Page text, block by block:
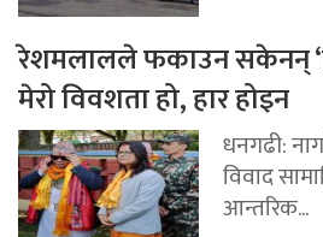
रेशमलालले फकाउन सकेनन्
मेरो विवशता हो, हार होइन
धनगढी:
विवाद
आन्तरिक...